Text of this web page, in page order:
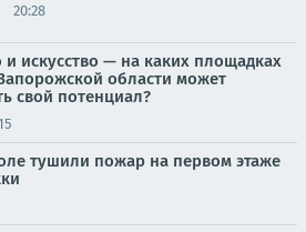
20:28
и искусство — на каких площадках
области может
свой потенциал?
тушили пожар на первом этаже